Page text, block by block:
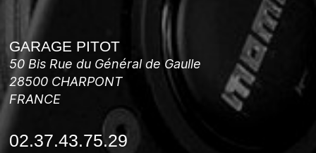
GARAGE PITOT
50 Bis Rue du Général de Gaulle
28500 CHARPONT
FRANCE
02.37.43.75.29